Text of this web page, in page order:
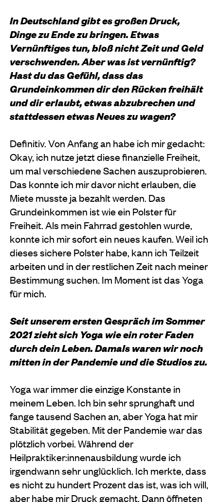
In Deutschland gibt es großen Druck,
Dinge zu Ende zu bringen. Etwas
Vernünftiges tun, bloß nicht Zeit und Geld
verschwenden. Aber was ist vernünftig?
Hast du das Gefühl, dass das
Grundeinkommen dir den Rücken freihält
und dir erlaubt, etwas abzubrechen und
stattdessen etwas Neues zu wagen?
Definitiv. Von Anfang an habe ich mir gedacht:
Okay, ich nutze jetzt diese finanzielle Freiheit,
um mal verschiedene Sachen auszuprobieren.
Das konnte ich mir davor nicht erlauben, die
Miete musste ja bezahlt werden. Das
Grundeinkommen ist wie ein Polster für
Freiheit. Als mein Fahrrad gestohlen wurde,
konnte ich mir sofort ein neues kaufen. Weil ich
dieses sichere Polster habe, kann ich Teilzeit
arbeiten und in der restlichen Zeit nach meiner
Bestimmung suchen. Im Moment ist das Yoga
für mich.
Seit unserem ersten Gespräch im Sommer
2021 zieht sich Yoga wie ein roter Faden
durch dein Leben. Damals waren wir noch
mitten in der Pandemie und die Studios zu.
Yoga war immer die einzige Konstante in
meinem Leben. Ich bin sehr sprunghaft und
fange tausend Sachen an, aber Yoga hat mir
Stabilität gegeben. Mit der Pandemie war das
plötzlich vorbei. Während der
Heilpraktiker:innenausbildung wurde ich
irgendwann sehr unglücklich. Ich merkte, dass
es nicht zu hundert Prozent das ist, was ich will,
aber habe mir Druck gemacht. Dann öffneten